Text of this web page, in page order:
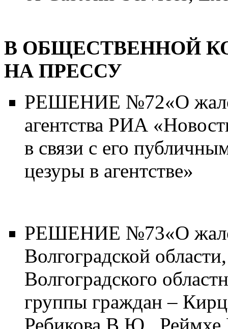
В ОБЩЕСТВЕННОЙ
НА ПРЕССУ
РЕШЕНИЕ №72«О
агентства РИА
в связи с его
цезуры в агентстве»
РЕШЕНИЕ №73«О
Волгоградской
Волгоградского
группы граждан –